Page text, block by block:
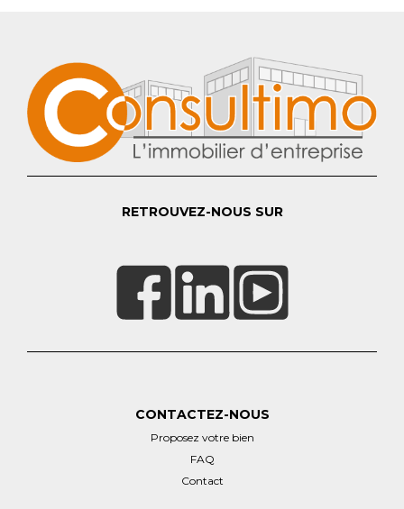
RETROUVEZ-NOUS SUR
CONTACTEZ-NOUS
Proposez votre bien
FAQ
Contact